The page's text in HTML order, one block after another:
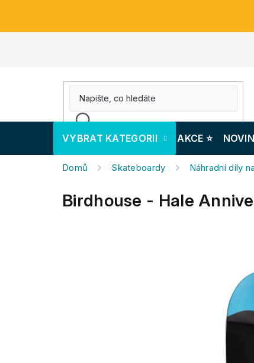
VYBRAT KATEGORII AKCE ⭐️
Domů Skateboardy Náhradní díly
Birdhouse - Hale